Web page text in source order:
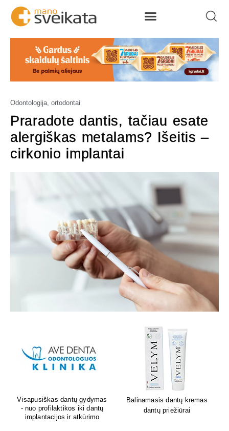
Odontologija, ortodontai
Praradote dantis, tačiau esate
alergiškas metalams? Išeitis –
cirkonio implantai
Sėdėk geriau. Jauskis geriau
Lion's mane grybų papildai
smegenų veiklai